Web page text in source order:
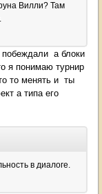
Вилли? Там
а блоки
я понимаю турнир
то менять и ты
а типа его
в диалоге.